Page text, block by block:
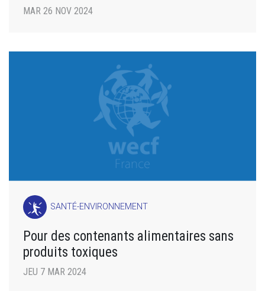
MAR 26 NOV 2024
SANTÉ-ENVIRONNEMENT
Pour des contenants alimentaires sans
produits toxiques
JEU 7 MAR 2024